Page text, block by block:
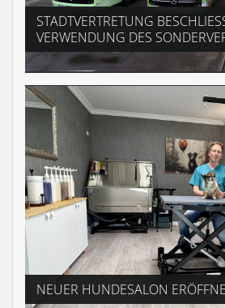
STADTVERTRETUNG
ERWENDUNG DES
NEUER HUNDESALON